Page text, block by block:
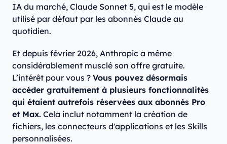
IA du marché, Claude Sonnet 5, qui est le modèle
utilisé par défaut par les abonnés Claude au
quotidien.
Et depuis février 2026, Anthropic a même
considérablement musclé son offre gratuite.
L’intérêt pour vous ? Vous pouvez désormais
accéder gratuitement à plusieurs fonctionnalités
qui étaient autrefois réservées aux abonnés Pro
et Max. Cela inclut notamment la création de
fichiers, les connecteurs d'applications et les Skills
personnalisées.